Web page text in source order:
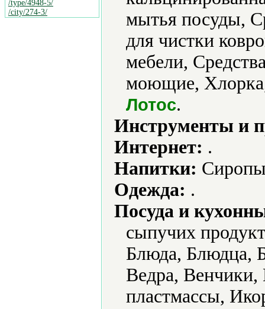
/type/4948-5/
/city/274-3/
мытья посуды,
для чистки
мебели,
моющие,
Лотос.
Инструменты и
Интернет: .
Напитки:
Одежда: .
Посуда и
сыпучих
Блюда, Блюдца,
Ведра,
пластмассы,